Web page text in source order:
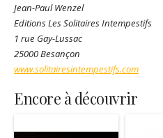
Jean-Paul Wenzel
Editions Les Solitaires Intempestifs
1 rue Gay-Lussac
25000 Besançon
www.solitairesintempestifs.com
Encore à découvrir